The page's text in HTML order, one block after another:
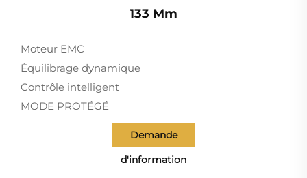
133 Mm
Moteur EMC
Équilibrage dynamique
Contrôle intelligent
MODE PROTÉGÉ
Demande
d'information